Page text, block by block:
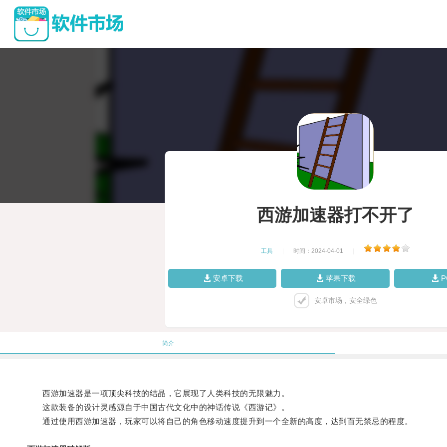
西游加速器打不开了
工具 时间：2024-04-01
安卓下载 苹果下载
安卓市场，安全绿色
简介
西游加速器是一项顶尖科技的结晶，它展现了人类科技的无限魅力。
这款装备的设计灵感源自于中国古代文化中的神话传说《西游记》。
通过使用西游加速器，玩家可以将自己的角色移动速度提升到一个全新的高度，达到百无禁忌的程度。